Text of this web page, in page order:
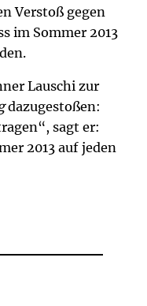
Verstoß gegen
im Sommer 2013
Lauschi zur
dazugestoßen:
sagt er:
2013 auf jeden